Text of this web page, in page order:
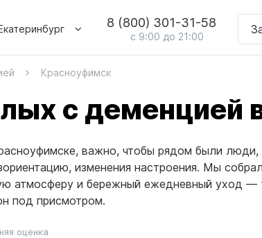
8 (800) 301-31-58
с 9:00 до 21:00
Красноуфимск
с деменцией
важно, чтобы рядом были
изменения настроения. Мы
атмосферу и бережный ежедневный уход —
под присмотром.
оценка